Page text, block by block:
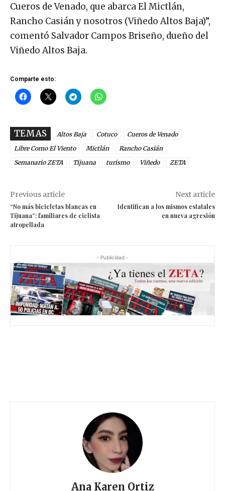
Cueros de Venado, que abarca El Mictlán,
Rancho Casián y nosotros (Viñedo Altos Baja)”,
comentó Salvador Campos Briseño, dueño del
Viñedo Altos Baja.
Comparte esto:
TEMAS Altos Baja Cotuco
Cueros de Venado
Libre Como El Viento
Mictlán
Rancho Casián
Semanario ZETA
Tijuana turismo Viñedo ZETA
Previous article
“No más bicicletas blancas en
Tijuana”: familiares de ciclista
atropellada
Next article
Identifican a los mismos estatales
en nueva agresión
- Publicidad -
Ana Karen Ortiz